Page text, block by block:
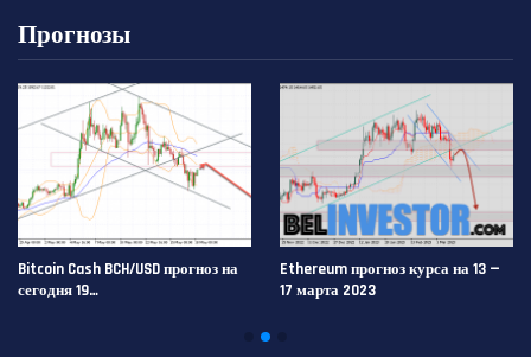
Прогнозы
Bitcoin Cash BCH/USD прогноз на
сегодня 19…
Ethereum прогноз курса на 13 —
17 марта 2023